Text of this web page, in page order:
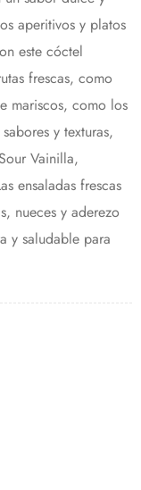
aperitivos y platos
este cóctel
frescas, como
mariscos, como los
y texturas,
Vainilla,
ensaladas frescas
nueces y aderezo
y saludable para